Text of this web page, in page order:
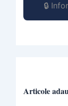
🔒
Articole